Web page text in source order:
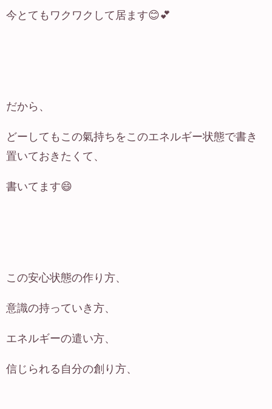
今とてもワクワクして居ます😊💕
だから、
どーしてもこの氣持ちをこのエネルギー状態で書き
置いておきたくて、
書いてます😄
この安心状態の作り方、
意識の持っていき方、
エネルギーの遣い方、
信じられる自分の創り方、